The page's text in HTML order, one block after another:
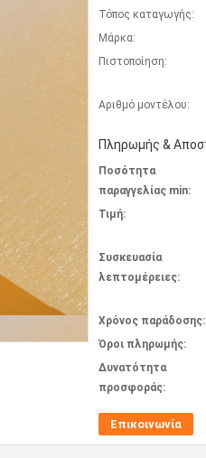
Τόπος καταγωγής:
Μάρκα:
Πιστοποίηση:
Αριθμό μοντέλου:
Πληρωμής &
Ποσότητα
παραγγελίας min:
Τιμή:
Συσκευασία
λεπτομέρειες:
Χρόνος παράδοσης:
Όροι πληρωμής:
Δυνατότητα
προσφοράς:
Επικοινωνία